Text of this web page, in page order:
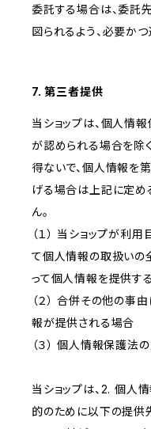
委託する場合は、委託
図られるよう、必要か
7. 第三者提供
当ショップは、個人情
が認められる場合を除
得ないで、個人情報を
げる場合は上記に定め
ん。
（１） 当ショップが利
て個人情報の取扱いの
って個人情報を提供す
（２） 合併その他の事
報が提供される場合
（３） 個人情報保護
当ショップは、2. 個人
的のために以下の提供